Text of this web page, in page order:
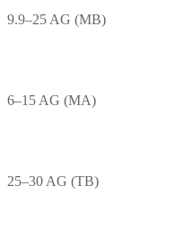
9.9–25 AG (MB)
6–15 AG (MA)
25–30 AG (TB)